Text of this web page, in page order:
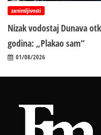
zanimljivosti
Nizak vodostaj Dunava
godina: „Plakao sam“
01/08/2026